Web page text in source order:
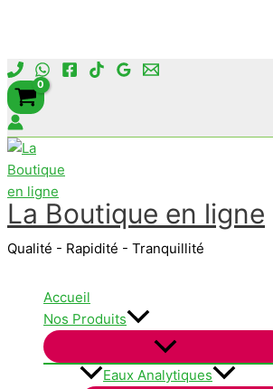
Aller
au
contenu
La Boutique en ligne
Qualité - Rapidité - Tranquillité
Accueil
Nos Produits
Eaux Analytiques